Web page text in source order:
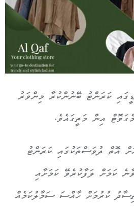
ކަރަންޓު ބޭނުންކުރާ މިންވަރު
އޮތް ދުވަސްތަކުގައި ކަރަންޓު
ކަމަށް ލަފާކުރެވޭ ކަމަށާއި
ކުރުމަށް ހާއްސަ ސަމާލުކަމެއް